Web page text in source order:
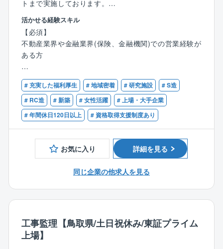
トまで実施しております。
【詳細】
〇土地活用のニーズやお悩みのあるお客様に対し、賃
貸住宅（アパートや中高層マンション）経営により、
資産価値を高めていただくための事業をご提案してい
ただきます。※価格帯は数千万～2億程／1物件
〇事業の提案時には、ニーズと資産状況を踏まえたコ
ンサルティング営業を実施します。※不動産業界の経験
に留まらず、金融業界での経験や知識を活かしていた
だける環境がございます。
〇金融機関や税理士等からの紹介や、同社で過去物件
を建てていただいたオーナーからの依頼、テレアポ等
の新規営業等を通じて商談機会を創出し、受注に繋げ
〇受注物件の粗利ベースでインセンティブの支給もあ
っています。
【特徴】
■中途社員の方も多く在籍しており、新卒中途関係なく
活かせる経験スキル
【必須】
不動産業界や金融業界(保険、金融機関)での営業経験が
ある方
【歓迎】
不動産や金融に関する資格(宅地建物取引士やファイナ
ンシャルプランナー等)
# 充実した福利厚生 # 地域密着 # 研究施設
# S造
# RC造
# 新築 # 女性活躍
# 上場・大手企業
# 年間休日120日以上
# 資格取得支援制度あり
お気に入り 詳細を見る
同じ企業の他求人を見る
工事監理【鳥取県/土日祝休み/東証プライム
上場】